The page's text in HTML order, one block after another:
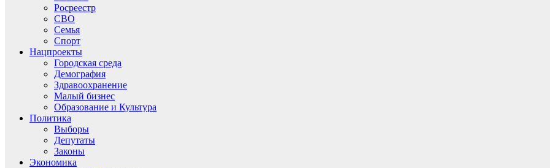
Росреестр
СВО
Семья
Спорт
Нацпроекты
Городская среда
Демография
Здравоохранение
Малый бизнес
Образование и Культура
Политика
Выборы
Депутаты
Законы
Экономика